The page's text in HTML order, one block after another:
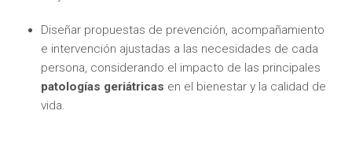
Diseñar propuestas de prevención, acompañamiento
e intervención ajustadas a las necesidades de cada
persona, considerando el impacto de las principales
patologías geriátricas en el bienestar y la calidad de
vida.